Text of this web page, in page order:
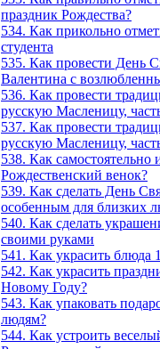
праздник Рождества?
534. Как прикольно
студента
535. Как провести День
Валентина с
536. Как провести
русскую Масленицу,
537. Как провести
русскую Масленицу,
538. Как самостоятельно
Рождественский венок?
539. Как сделать День
особенным для близких
540. Как сделать
своими руками
541. Как украсить блюда
542. Как украсить
Новому Году?
543. Как упаковать
людям?
544. Как устроить